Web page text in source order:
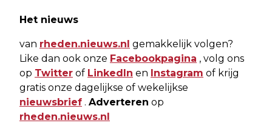
Het nieuws
van rheden.nieuws.nl gemakkelijk volgen?
Like dan ook onze Facebookpagina , volg ons
op Twitter of LinkedIn en Instagram of krijg
gratis onze dagelijkse of wekelijkse
nieuwsbrief . Adverteren op
rheden.nieuws.nl